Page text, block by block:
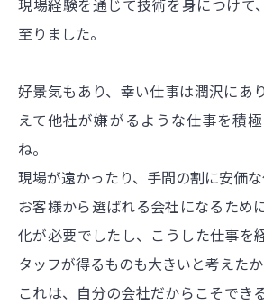
現場経験を通じて技術を身につけて
至りました。
好景気もあり、幸い仕事は潤沢にあ
えて他社が嫌がるような仕事を積
ね。
現場が遠かったり、手間の割に安価
お客様から選ばれる会社になるため
化が必要でしたし、こうした仕事を
タッフが得るものも大きいと考えたか
これは、自分の会社だからこそでき